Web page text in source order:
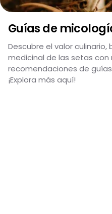
Guías de
Descubre el valor culinario,
medicinal de las setas con
recomendaciones de
¡Explora más aquí!